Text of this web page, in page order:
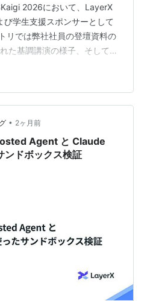
2026において、LayerX
学生支援スポンサーとして
リでは弊社社員の登壇資料の
た基調講演の様子、そして
え、LayerXから総勢4名の
。まずはそれぞれの登壇資料
料 API設計や型の推論にまつ
の登壇となりました。各発
。もしご…
• 2ヶ月前
Agent と Claude
ドボックス検証